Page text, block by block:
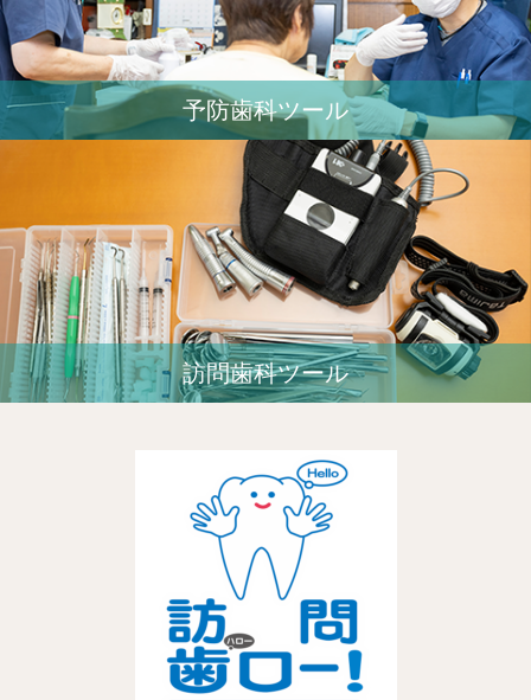
予防歯科ツール
訪問歯科ツール